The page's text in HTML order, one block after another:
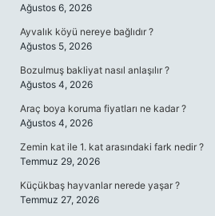
Ağustos 6, 2026
Ayvalık köyü nereye bağlıdır ?
Ağustos 5, 2026
Bozulmuş bakliyat nasıl anlaşılır ?
Ağustos 4, 2026
Araç boya koruma fiyatları ne kadar ?
Ağustos 4, 2026
Zemin kat ile 1. kat arasındaki fark nedir ?
Temmuz 29, 2026
Küçükbaş hayvanlar nerede yaşar ?
Temmuz 27, 2026